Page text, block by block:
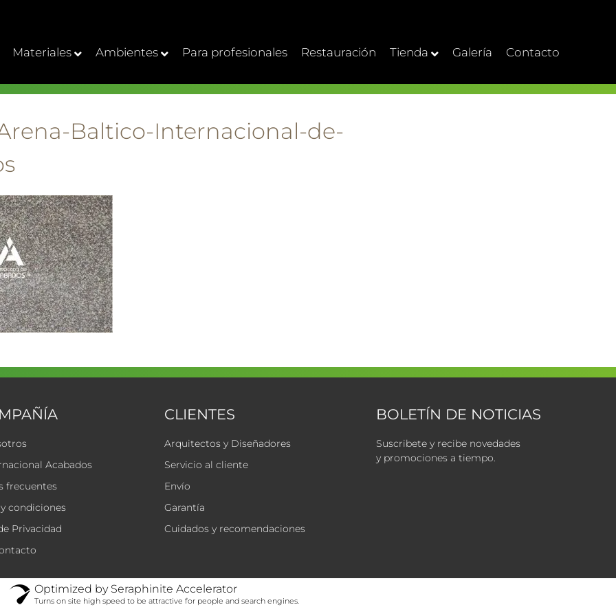
Materiales Ambientes Para profesionales Restauración Tienda Galería Contacto
Baltico-Internacional-de-
Acabados
frecuentes
condiciones
Privacidad
CLIENTES
Arquitectos y Diseñadores
Servicio al cliente
Envío
Garantía
Cuidados y recomendaciones
BOLETÍN DE NOTICIAS
Suscribete y recibe novedades
y promociones a tiempo.
Optimized by Seraphinite Accelerator
Turns on site high speed to be attractive for people and search engines.